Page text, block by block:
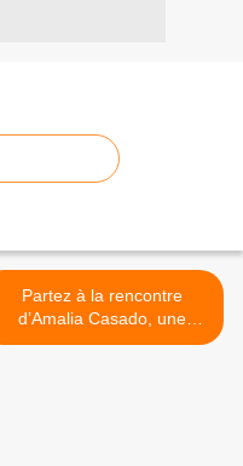
Partez à la rencontre
d’Amalia Casado, une
artiste qui va vous séduire